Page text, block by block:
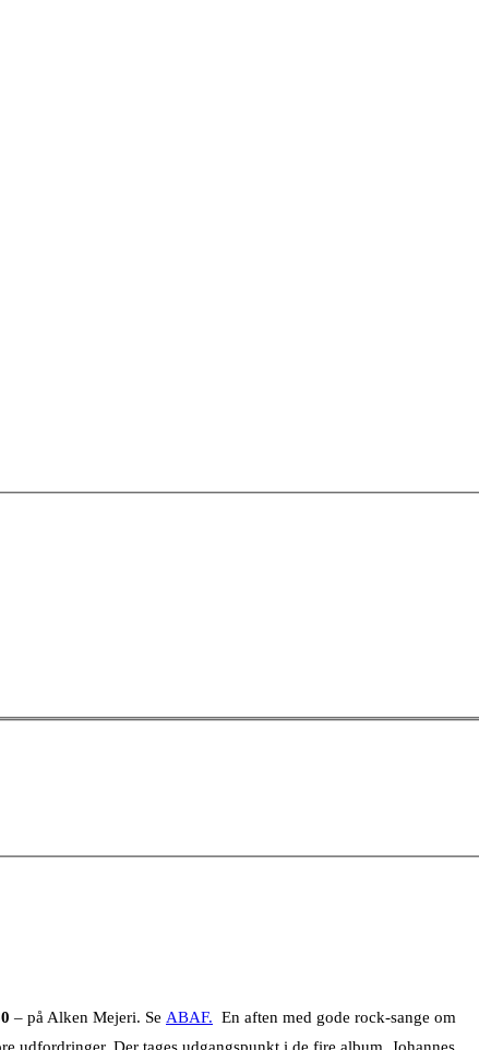
– på Alken Mejeri. Se ABAF. En aften med gode rock-sange om
Der tages udgangspunkt i de fire album, Johannes